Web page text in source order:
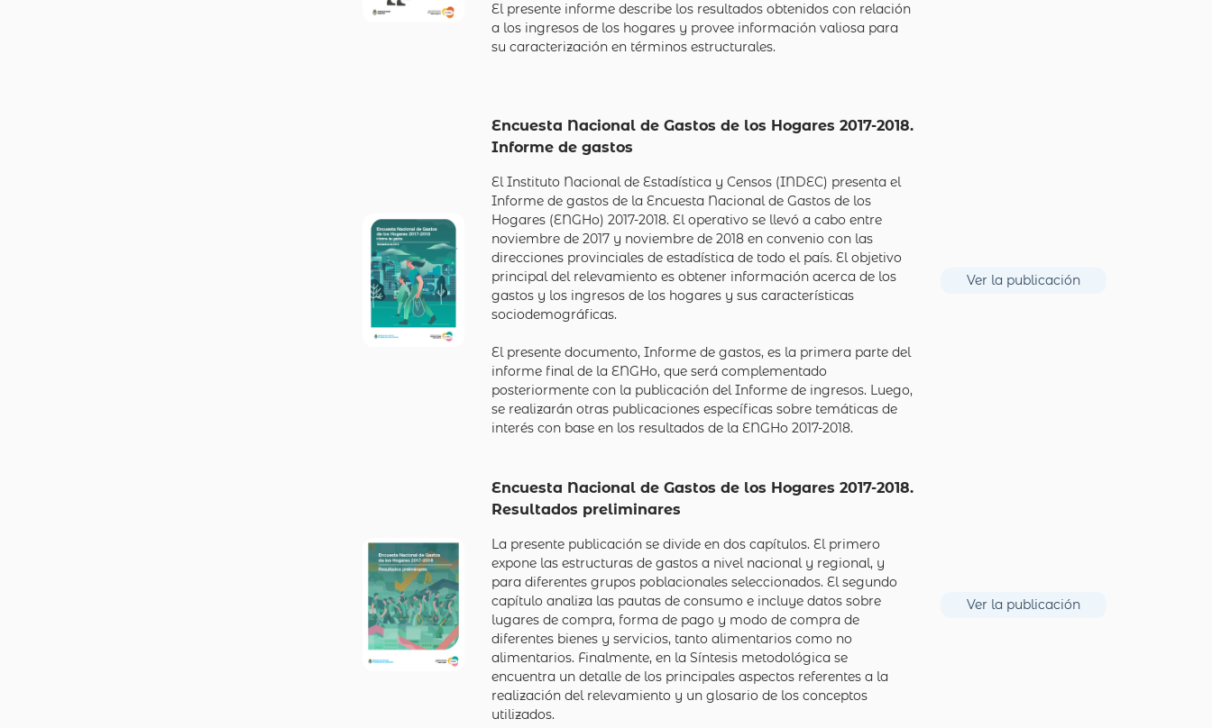
El presente informe describe los resultados obtenidos con relación
a los ingresos de los hogares y provee información valiosa para
su caracterización en términos estructurales.
Encuesta Nacional de Gastos de los Hogares 2017-2018.
Informe de gastos
El Instituto Nacional de Estadística y Censos (INDEC) presenta el
Informe de gastos de la Encuesta Nacional de Gastos de los
Hogares (ENGHo) 2017-2018. El operativo se llevó a cabo entre
noviembre de 2017 y noviembre de 2018 en convenio con las
direcciones provinciales de estadística de todo el país. El objetivo
principal del relevamiento es obtener información acerca de los
gastos y los ingresos de los hogares y sus características
sociodemográficas.
El presente documento, Informe de gastos, es la primera parte del
informe final de la ENGHo, que será complementado
posteriormente con la publicación del Informe de ingresos. Luego,
se realizarán otras publicaciones específicas sobre temáticas de
interés con base en los resultados de la ENGHo 2017-2018.
Ver la publicación
Encuesta Nacional de Gastos de los Hogares 2017-2018.
Resultados preliminares
La presente publicación se divide en dos capítulos. El primero
expone las estructuras de gastos a nivel nacional y regional, y
para diferentes grupos poblacionales seleccionados. El segundo
capítulo analiza las pautas de consumo e incluye datos sobre
lugares de compra, forma de pago y modo de compra de
diferentes bienes y servicios, tanto alimentarios como no
alimentarios. Finalmente, en la Síntesis metodológica se
encuentra un detalle de los principales aspectos referentes a la
realización del relevamiento y un glosario de los conceptos
utilizados.
Ver la publicación